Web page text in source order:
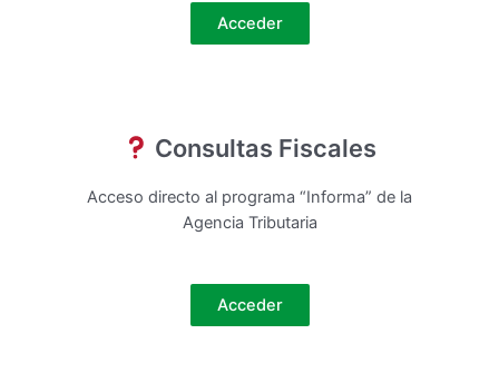
Acceder
Consultas Fiscales
Acceso directo al programa “Informa” de la
Agencia Tributaria
Acceder